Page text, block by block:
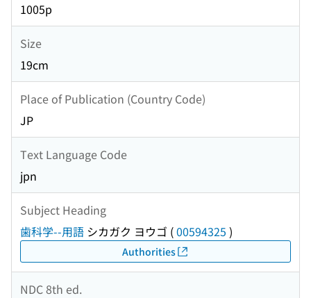
1005p
Size
19cm
Place of Publication (Country Code)
JP
Text Language Code
jpn
Subject Heading
歯科学--用語 シカガク ヨウゴ (00594325 )
Authorities
NDC 8th ed.